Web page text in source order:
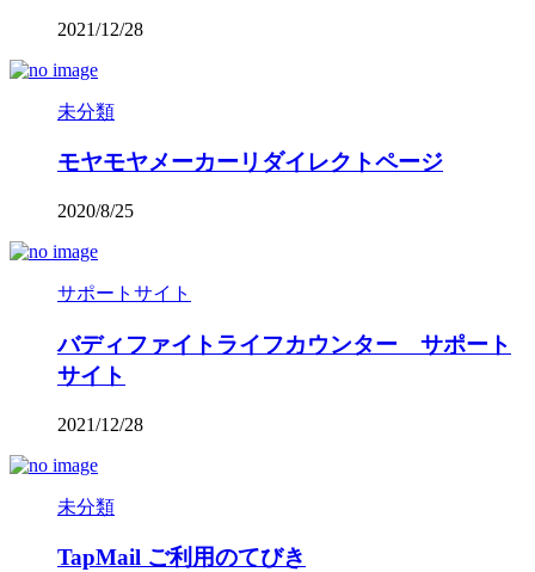
2021/12/28
未分類
モヤモヤメーカーリダイレクトページ
2020/8/25
サポートサイト
バディファイトライフカウンター サポート
サイト
2021/12/28
未分類
TapMail ご利用のてびき